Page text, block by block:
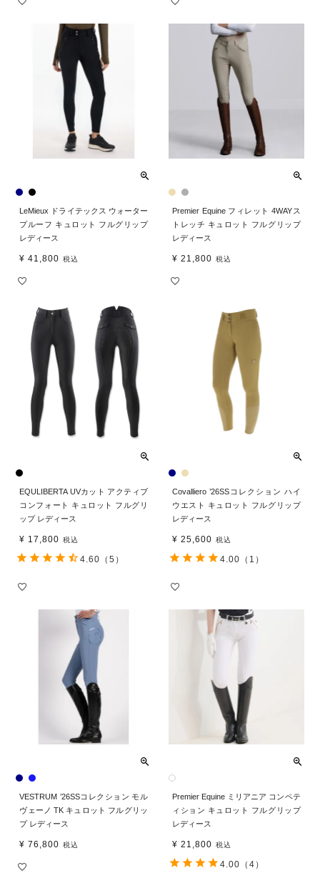
LeMieux ドライテックス ウォーター
プルーフ キュロット フルグリップ
レディース
¥ 41,800 税込
Premier Equine フィレット 4WAYス
トレッチ キュロット フルグリップ
レディース
¥ 21,800 税込
EQULIBERTA UVカット アクティブ
コンフォート キュロット フルグリ
ップ レディース
¥ 17,800 税込
4.60 （5）
Covalliero ’26SSコレクション ハイ
ウエスト キュロット フルグリップ
レディース
¥ 25,600 税込
4.00 （1）
VESTRUM ’26SSコレクション モル
ヴェーノ TK キュロット フルグリッ
プ レディース
¥ 76,800 税込
Premier Equine ミリアニア コンペテ
ィション キュロット フルグリップ
レディース
¥ 21,800 税込
4.00 （4）